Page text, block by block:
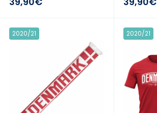
2020/21 2020/21